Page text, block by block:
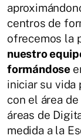
centros de
ofrecemos la
nuestro
formándose
iniciar su vida
con el área
áreas de
medida a la